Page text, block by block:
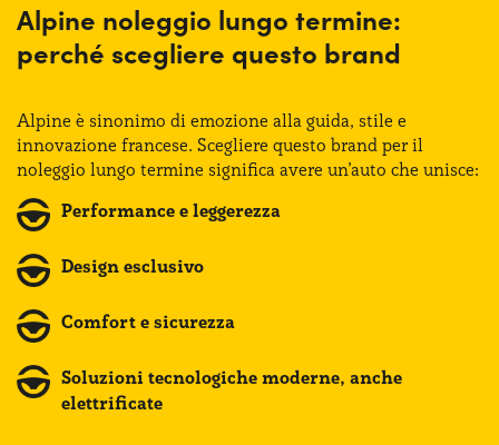
Alpine noleggio lungo termine:
perché scegliere questo brand
Alpine è sinonimo di emozione alla guida, stile e
innovazione francese. Scegliere questo brand per il
noleggio lungo termine significa avere un’auto che unisce:
Performance e leggerezza
Design esclusivo
Comfort e sicurezza
Soluzioni tecnologiche moderne, anche
elettrificate